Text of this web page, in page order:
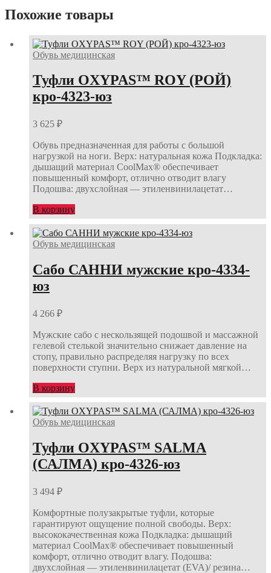
Похожие товары
Обувь медицинская
Туфли OXYPAS™ ROY (РОЙ)
кро-4323-юз
3 625 ₽
Обувь предназначенная для работы с большой
нагрузкой на ноги. Верх: натуральная кожа Подкладка:
дышащий материал CoolMax® обеспечивает
повышенный комфорт, отлично отводит влагу
Подошва: двухслойная — этиленвинилацетат…
В корзину
Обувь медицинская
Сабо САННИ мужские кро-4334-
юз
4 266 ₽
Мужские сабо с нескользящей подошвой и массажной
гелевой стелькой значительно снижает давление на
стопу, правильно распределяя нагрузку по всех
поверхности ступни. Верх из натуральной мягкой…
В корзину
Обувь медицинская
Туфли OXYPAS™ SALMA
(САЛМА) кро-4326-юз
3 494 ₽
Комфортные полузакрытые туфли, которые
гарантируют ощущение полной свободы. Верх:
высококачественная кожа Подкладка: дышащий
материал CoolMax® обеспечивает повышенный
комфорт, отлично отводит влагу. Подошва:
двухслойная — этиленвинилацетат (EVA)/ резина…